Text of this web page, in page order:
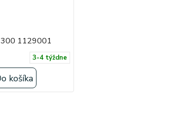
1129001
3-4 týždne
košíka